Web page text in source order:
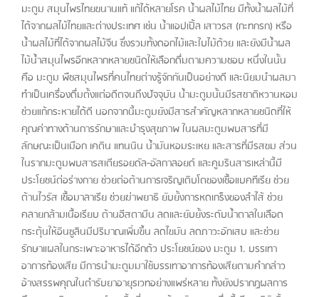
มะตูม สมุนไพรไทยขนานแท้ แก้ได้หลายโรค น้ำผลไม้ไทย มีทั้งน้ำผลไม้ที่
ได้จากผลไม้ไทยและต่างประเทศ เช่น น้ำแอปเปิ้ล เสาวรส (กะทกรก) หรือ
น้ำผลไม้ที่ได้จากผลไม้จีน ซึ่งรวมทั้งดอกไม้และใบไม้ด้วย และยังมีน้ำผล
ไม้น้ำสมุนไพรอีกหลากหลายชนิดให้เลือกดื่มตามความชอบ หนึ่งในนั้น
คือ มะตูม พืชสมุนไพรที่คนไทยต่างรู้จักกันเป็นอย่างดี และนิยมนำผลมา
ทำเป็นเครื่องดื่มตั้งแต่อดีตจนถึงปัจจุบัน น้ำมะตูมนั้นมีรสชาติหวานหอม
ช่วยแก้กระหายได้ดี นอกจากนี้มะตูมยังมีสารสำคัญหลากหลายชนิดที่ให้
คุณค่าทางด้านการรักษาและบำรุงสุขภาพ ในผลมะตูมพบสารที่มี
ลักษณะเป็นเมือก เคติน แทนนิน น้ำมันหอมระเหย และสารที่มีรสขม ส่วน
ในรากมะตูมพบสารสเตียรอยดัล-อัลกาลอยด์ และคูมรินสารเหล่านี้มี
ประโยชน์ต่อร่างกาย ช่วยต่อต้านการเจริญเติบโตของเชื้อแบคทีเรีย ช่วย
ต้านไวรัส เชื้อมาลาเรีย ช่วยฆ่าพยาธิ ยับยั้งการหดเกร็งของลำไส้ ช่วย
คลายกล้ามเนื้อเรียบ ต้านฮีสตามีน ลดและยับยั้งระดับน้ำตาลในเลือด
กระตุ้นให้อินซูลินมีปริมาณเพิ่มขึ้น ลดไขมัน ลดภาวะอักเสบ และช่วย
รักษาแผลในกระเพาะอาหารได้อีกด้ว ประโยชน์ของ มะตูม 1. บรรเทา
อาการท้องเสีย มีการนำมะตูมมาใช้บรรเทาอาการท้องเสียตามคำกล่าว
อ้างสรรพคุณในตำรับยาอายุรเวทอย่างแพร่หลาย ทั้งยังปรากฏผลการ